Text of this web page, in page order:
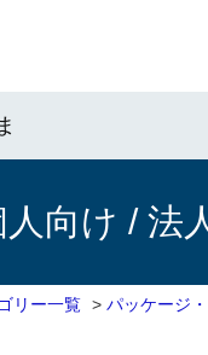
向け / 法
リー一覧 > パッケージ